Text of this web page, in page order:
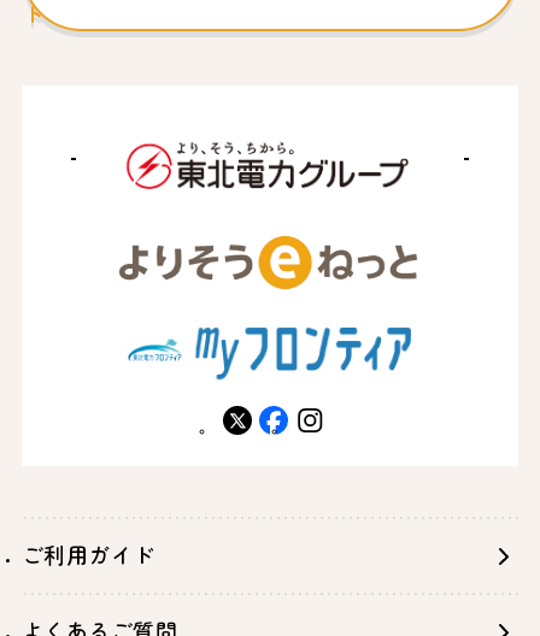
ト
X facebookinstagram
ご利用ガイド